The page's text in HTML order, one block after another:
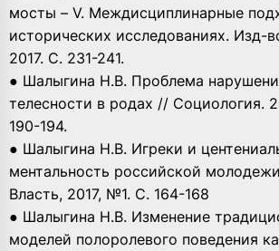
мосты – V. Междисциплинарные
исторических исследованиях. Изд-
2017. С. 231-241.
● Шалыгина Н.В. Проблема
телесности в родах // Социология.
190-194.
● Шалыгина Н.В. Игреки и
ментальность российской
Власть, 2017, №1. С. 164-168
● Шалыгина Н.В. Изменение
моделей полоролевого поведения